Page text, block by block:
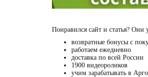
Понравился сайт и статья? Они
возвратные бонусы с
работаем ежедневно
доставка по всей России
1900 видеороликов
учим зарабатывать в Арго